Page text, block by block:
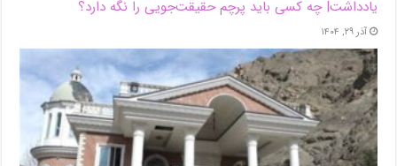
یادداشت| ‌چه کسی باید پرچم حقیقت‌جویی را نگه دارد؟
آذر ۲۹, ۱۴۰۴